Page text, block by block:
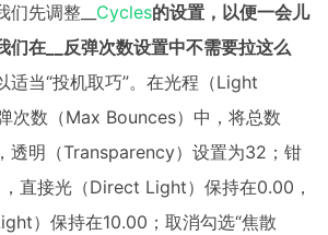
先调整__ Cycles的设置，以便一会儿
们在__反弹次数设置中不需要拉这么
适当“投机取巧”。在光程（Light
次数（Max Bounces）中，将总数
透明（Transparency）设置为32；钳
直接光（Direct Light）保持在0.00，
）保持在10.00；取消勾选“焦散